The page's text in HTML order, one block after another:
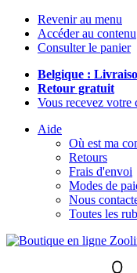
Revenir au menu
Accéder au contenu
Consulter le panier
Belgique :
Retour gratuit
Vous recevez votre
Aide
Où est ma
Retours
Frais d'envoi
Modes de
Nous
Toutes les